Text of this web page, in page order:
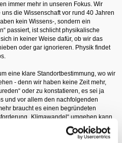
immer mehr in unseren Fokus. Wir
die Wissenschaft vor rund 40 Jahren
kein Wissens-, sondern ein
passiert, ist schlicht physikalische
in keiner Weise dafür, ob wir das
oder gar ignorieren. Physik findet
eine klare Standortbestimmung, wo wir
- denn wir haben keine Zeit mehr,
oder zu konstatieren, es sei ja
und vor allem den nachfolgenden
braucht es einen begründeten
„Klimawandel“ umgehen kann.
mit einem Blick auf Möglichkeiten,